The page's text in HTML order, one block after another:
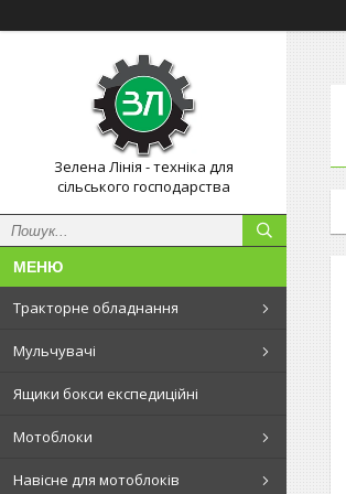
Зелена Лінія - техніка для
сільського господарства
Тракторне обладнання
Мульчувачі
Ящики бокси експедиційні
Мотоблоки
Навісне для мотоблоків